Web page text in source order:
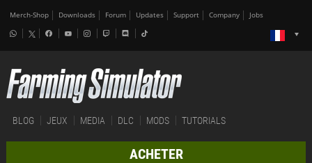
Merch-Shop Downloads Forum Updates Support Company Jobs
BLOG JEUX MEDIA DLC MODS TUTORIALS
ACHETER